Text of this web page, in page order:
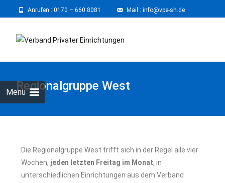
Anrufen : 0170 – 660 8081 Mail : info@vpe-sh.de
MenuRegionalgruppe West
Die Regionalgruppe West trifft sich in der Regel alle vier
Wochen, jeden letzten Freitag im Monat, in
unterschiedlichen Einrichtungen aus dem Verband